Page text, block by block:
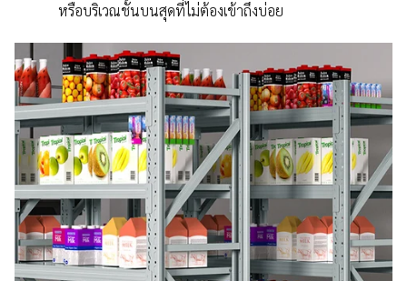
หรือบริเวณชั้นบนสุดที่ไม่ต้องเข้าถึงบ่อย